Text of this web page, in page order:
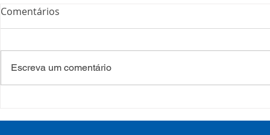
001/2022
Comentários
Escreva um comentário